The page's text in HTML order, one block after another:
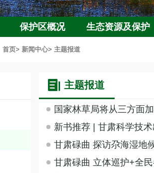
保护区概况 生态资源及保护
首页> 新闻中心> 主题报道
主题报道
国家林草局将从三方面
新书推荐 | 甘肃科学技
甘肃碌曲 探访尕海湿地
甘肃碌曲 立体巡护+全